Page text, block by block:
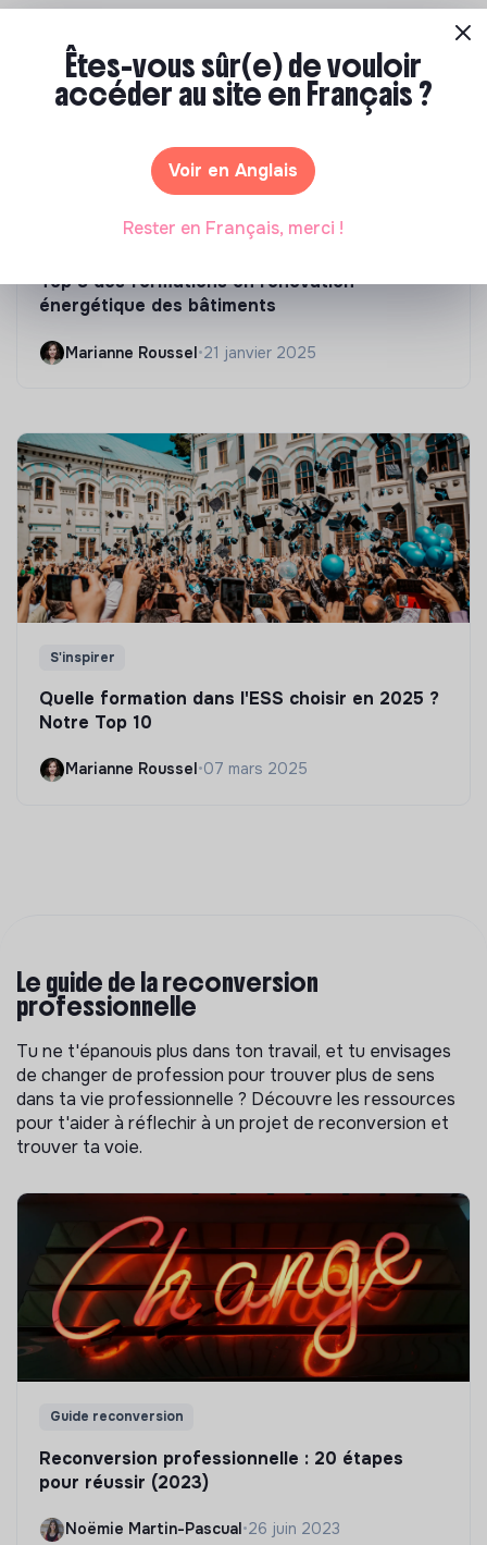
Top 8 des formations en rénovation
énergétique des bâtiments
Marianne Roussel•21 janvier 2025
S'inspirer
Quelle formation dans l'ESS choisir en 2025 ?
Notre Top 10
Marianne Roussel •07 mars 2025
Le guide de la reconversion
professionnelle
Tu ne t'épanouis plus dans ton travail, et tu envisages
de changer de profession pour trouver plus de sens
dans ta vie professionnelle ? Découvre les ressources
pour t'aider à réflechir à un projet de reconversion et
trouver ta voie.
Guide reconversion
Reconversion professionnelle : 20 étapes
pour réussir (2023)
Noëmie Martin-Pascual•26 juin 2023
Êtes-vous sûr(e) de vouloir
accéder au site en Français ?
Voir en Anglais
Rester en Français, merci !